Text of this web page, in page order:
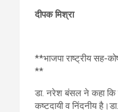
दीपक मिश्रा
**भाजपा राष्ट्रीय सह-
**
डा. नरेश बंसल ने कहा कि
कष्टदायी व निंदनीय